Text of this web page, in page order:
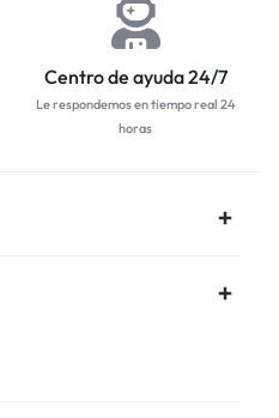
Centro de ayuda 24/7
Le respondemos en tiempo real 24
horas